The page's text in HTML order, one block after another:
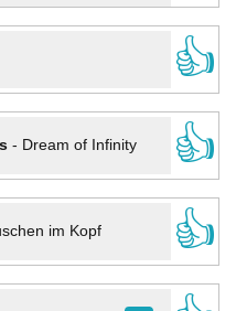
👍
- Dream of Infinity
👍
im Kopf
👍